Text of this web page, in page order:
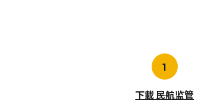
下載 民航监管